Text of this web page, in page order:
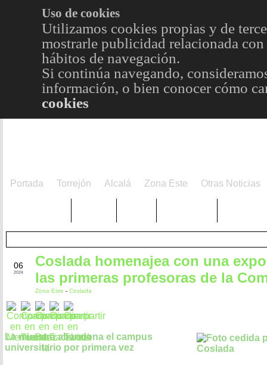
Uso de cookies
Utilizamos cookies propias y de
mostrarle publicidad relacionada
hábitos de navegación.
Si continúa navegando,
información, o bien conocer cómo
cookies
Portada Torrejón Alcalá Zona Este Otras Noticias
06
2024
Coslada homenajea con una
las primeras profesoras de la
Zona Este - Coslada
La muestra abandona el campus
universitario por primera vez